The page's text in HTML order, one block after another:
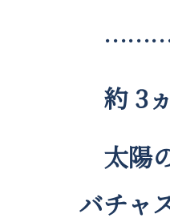
約 3
太陽
バチャ